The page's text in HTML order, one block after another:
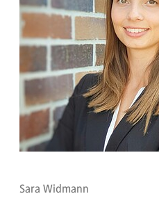
Sara Widmann